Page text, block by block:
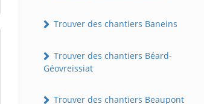
Trouver des chantiers Baneins
Trouver des chantiers Béard-
Géovreissiat
Trouver des chantiers Beaupont